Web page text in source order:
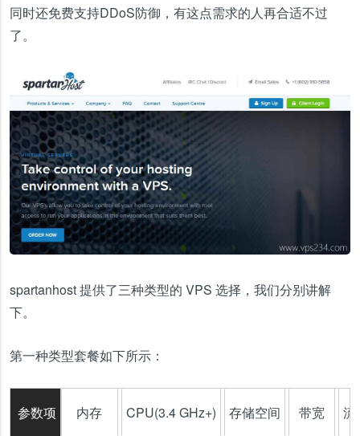
同时还免费支持DDoS防御，有这点需求的人再合适不过
了。
spartanhost 提供了三种类型的 VPS 选择，我们分别讲解
下。
第一种类型套餐如下所示：
参数项 内存 CPU(3.4 GHz+) 存储空间 带宽 流